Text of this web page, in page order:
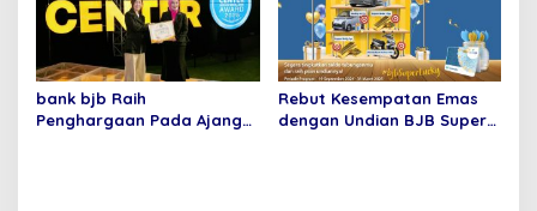
bank bjb Raih
Penghargaan Pada Ajang
Rebut Kesempatan Emas
dengan Undian BJB Super